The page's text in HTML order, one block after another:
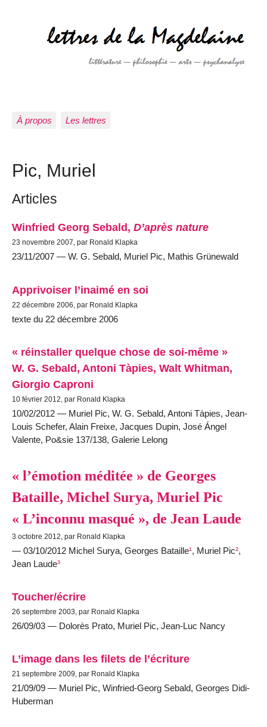
À propos Les lettres
Pic, Muriel
Articles
Winfried Georg Sebald, D’après nature
23 novembre 2007, par Ronald Klapka
23/11/2007 — W. G. Sebald, Muriel Pic, Mathis Grünewald
Apprivoiser l’inaimé en soi
22 décembre 2006, par Ronald Klapka
texte du 22 décembre 2006
« réinstaller quelque chose de soi-même »
W. G. Sebald, Antoni Tàpies, Walt Whitman,
Giorgio Caproni
10 février 2012, par Ronald Klapka
10/02/2012 — Muriel Pic, W. G. Sebald, Antoni Tàpies, Jean-
Louis Schefer, Alain Freixe, Jacques Dupin, José Ángel
Valente, Po&sie 137/138, Galerie Lelong
« l’émotion méditée » de Georges
Bataille, Michel Surya, Muriel Pic
« L’inconnu masqué », de Jean Laude
3 octobre 2012, par Ronald Klapka
— 03/10/2012 Michel Surya, Georges Bataille¹, Muriel Pic²,
Jean Laude³
Toucher/écrire
26 septembre 2003, par Ronald Klapka
26/09/03 — Dolorès Prato, Muriel Pic, Jean-Luc Nancy
L’image dans les filets de l’écriture
21 septembre 2009, par Ronald Klapka
21/09/09 — Muriel Pic, Winfried-Georg Sebald, Georges Didi-
Huberman